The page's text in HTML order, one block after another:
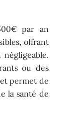
par an
offrant
ou des
permet de
la santé de